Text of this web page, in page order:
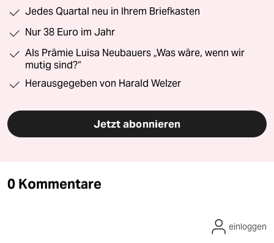
Jedes Quartal neu in Ihrem Briefkasten
Nur 38 Euro im Jahr
Als Prämie Luisa Neubauers „Was wäre, wenn wir
mutig sind?“
Herausgegeben von Harald Welzer
Jetzt abonnieren
0 Kommentare
einloggen